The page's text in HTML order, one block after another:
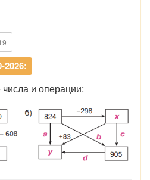
2026:
и операции: